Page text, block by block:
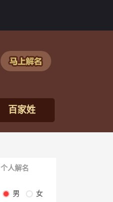
百家姓
个人解名
男 女